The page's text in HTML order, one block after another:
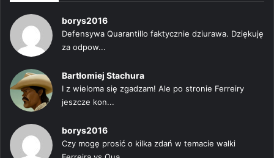
borys2016
Defensywa Quarantillo faktycznie dziurawa. Dziękuję
za odpow...
Bartłomiej Stachura
I z wieloma się zgadzam! Ale po stronie Ferreiry
jeszcze kon...
borys2016
Czy mogę prosić o kilka zdań w temacie walki